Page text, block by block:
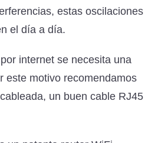
estas oscilaciones
el día a día.
internet se necesita una
este motivo recomendamos
un buen cable RJ45